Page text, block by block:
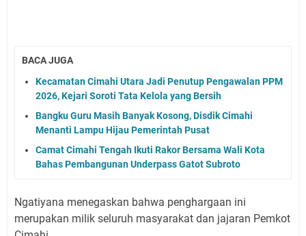
BACA JUGA
Kecamatan Cimahi Utara Jadi Penutup Pengawalan PPM
2026, Kejari Soroti Tata Kelola yang Bersih
Bangku Guru Masih Banyak Kosong, Disdik Cimahi
Menanti Lampu Hijau Pemerintah Pusat
Camat Cimahi Tengah Ikuti Rakor Bersama Wali Kota
Bahas Pembangunan Underpass Gatot Subroto
Ngatiyana menegaskan bahwa penghargaan ini
merupakan milik seluruh masyarakat dan jajaran Pemkot